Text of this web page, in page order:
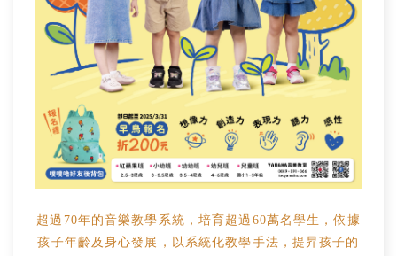
超過70年的音樂教學系統，培育超過60萬名學生，依據
孩子年齡及身心發展，以系統化教學手法，提昇孩子的